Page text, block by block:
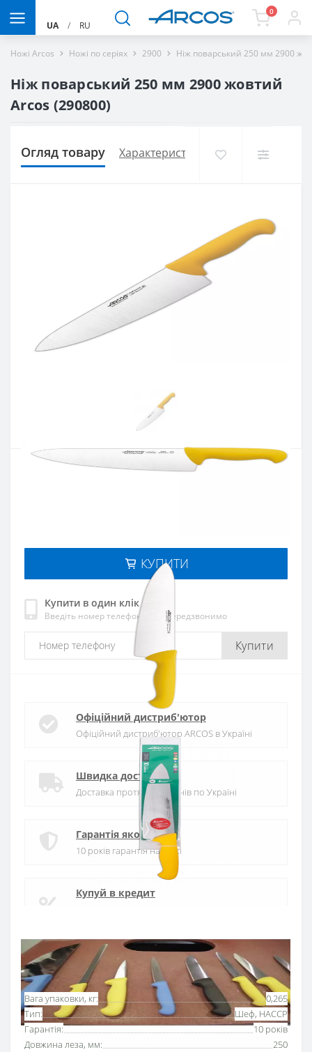
UA / RU
0
Ножі Arcos Ножі по серіях 2900 Ніж поварський 250 мм 2900
Ніж поварський 250 мм 2900 жовтий
Arcos (290800)
Огляд товару Характеристики Доставка і
290800
КУПИТИ
Купити в один клік
Введіть номер телефону і ми передзвонимо
Купити
Основні характеристики Всі характеристики
Вага упаковки, кг:
0,265
Тип:
Шеф, HACCP
Гарантія:
10 років
Довжина леза, мм:
250
Офіційний дистриб'ютор
Офіційний дистриб'ютор ARCOS в Україні
Швидка доставка
Доставка протягом 1-3 днів по Україні
Гарантія якості
10 років гарантія на ножі
Купуй в кредит